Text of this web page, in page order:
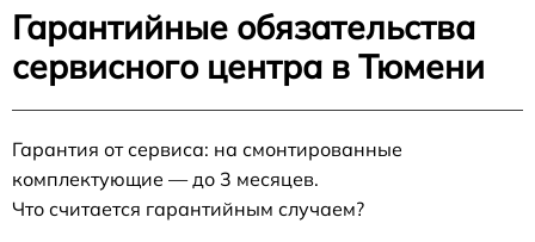
Гарантийные обязательства
сервисного центра в Тюмени
Гарантия от сервиса: на смонтированные
комплектующие — до 3 месяцев.
Что считается гарантийным случаем?